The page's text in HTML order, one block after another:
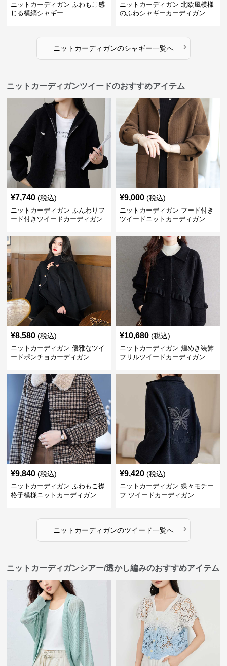
ニットカーディガン ふわもこ感
じる横縞シャギー
ニットカーディガン 北欧風模様
のふわシャギーカーディガン
ニットカーディガンのシャギー一覧へ ›
ニットカーディガンツイードのおすすめアイテム
¥7,740 (税込)
ニットカーディガン ふんわりフ
ード付きツイードカーディガン
¥9,000 (税込)
ニットカーディガン フード付き
ツイードニットカーディガン
¥8,580 (税込)
ニットカーディガン 優雅なツイ
ードポンチョカーディガン
¥10,680 (税込)
ニットカーディガン 煌めき装飾
フリルツイードカーディガン
¥9,840 (税込)
ニットカーディガン ふわもこ襟
格子模様ニットカーディガン
¥9,420 (税込)
ニットカーディガン 蝶々モチー
フ ツイードカーディガン
ニットカーディガンのツイード一覧へ ›
ニットカーディガンシアー/透かし編みのおすすめアイテム